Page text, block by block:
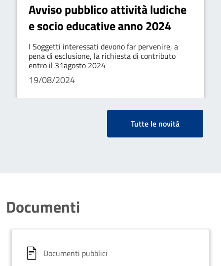
Avviso pubblico attività ludiche
e socio educative anno 2024
I Soggetti interessati devono far pervenire, a
pena di esclusione, la richiesta di contributo
entro il 31agosto 2024
19/08/2024
Tutte le novità
Documenti
Documenti pubblici